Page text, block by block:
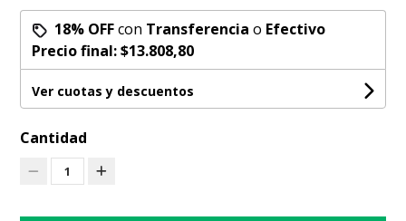
18% OFFcon Transferencia o Efectivo
Precio final:$13.808,80
Ver cuotas y descuentos
Cantidad
1